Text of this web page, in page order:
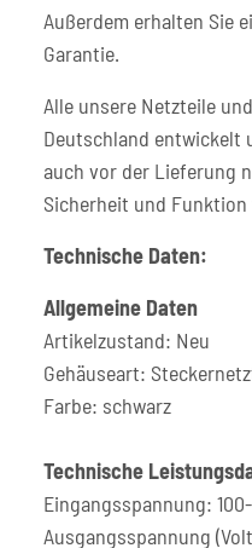
Außerdem erhalten Sie
Garantie.
Alle unsere Netzteile
Deutschland entwickelt
auch vor der Lieferung
Sicherheit und
Technische Daten:
Allgemeine Daten
Artikelzustand: Neu
Gehäuseart:
Farbe: schwarz
Technische
Eingangsspannung:
Ausgangsspannung